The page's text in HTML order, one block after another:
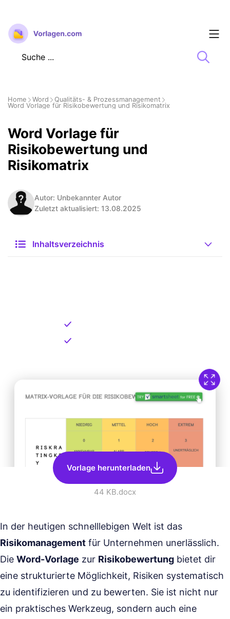
Zum
Inhalt
springen
Home Word
Qualitäts- & Prozessmanagement
Word Vorlage für Risikobewertung und Risikomatrix
Word Vorlage für
Risikobewertung und
Risikomatrix
Autor: Unbekannter Autor
Zuletzt aktualisiert: 13.08.2025
Inhaltsverzeichnis
Vorlage herunterladen
44 KB.docx
In der heutigen schnelllebigen Welt ist das
Risikomanagement für Unternehmen unerlässlich.
Die Word-Vorlage zur Risikobewertung bietet dir
eine strukturierte Möglichkeit, Risiken systematisch
zu identifizieren und zu bewerten. Sie ist nicht nur
ein praktisches Werkzeug, sondern auch eine